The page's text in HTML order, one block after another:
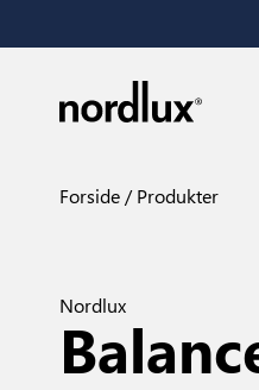
Forside Produkter
Nordlux